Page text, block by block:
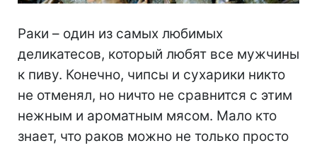
Раки – один из самых любимых
деликатесов, который любят все мужчины
к пиву. Конечно, чипсы и сухарики никто
не отменял, но ничто не сравнится с этим
нежным и ароматным мясом. Мало кто
знает, что раков можно не только просто